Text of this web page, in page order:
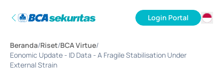
Login Portal
Beranda/Riset/BCA Virtue/
Eonomic Update - ID Data - A Fragile Stabilisation Under
External Strain